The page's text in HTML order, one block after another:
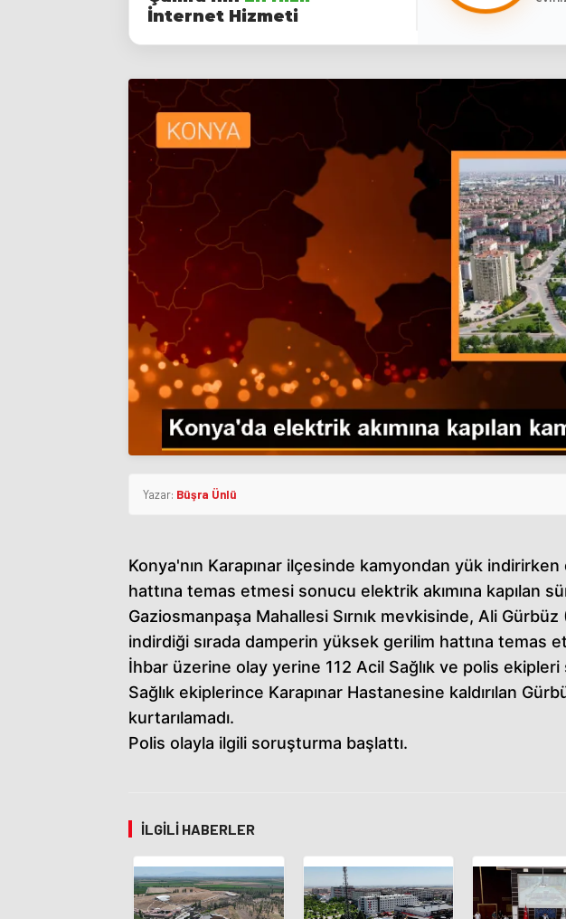
İnternet Hizmeti
Yazar: Büşra Ünlü
Konya'nın Karapınar ilçesinde kamyondan yük
hattına temas etmesi sonucu elektrik akımına kapılan
Gaziosmanpaşa Mahallesi Sırnık mevkisinde, Ali
indirdiği sırada damperin yüksek gerilim hattına temas
İhbar üzerine olay yerine 112 Acil Sağlık ve polis ekipleri
Sağlık ekiplerince Karapınar Hastanesine kaldırılan
kurtarılamadı.
Polis olayla ilgili soruşturma başlattı.
İLGILI HABERLER